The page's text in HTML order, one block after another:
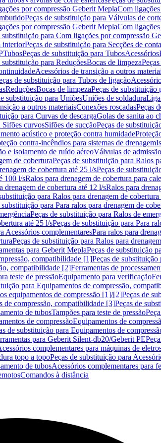
por compressão Geberit MeplaCom
Peças de substituição para Válvulas de
por compressão Geberit MeplaCom
substituição para Com ligações por compressão
interiorPeças de substituição para Secções de
TubosPeças de substituição para TubosAcessórios
substituição para ReduçõesBocas de limpeza
Acessórios de transição a outros
de substituição para Tubos de ligação
ReduçõesBocas de limpezaPeças de substituição
substituição para UniõesUniões de soldadura
a outros materiaisConexões roscadasPeças
para Curvas de descargaGolas de sanita ao
Sifões curvosSifões de sucçãoPeças de
acústico e proteção contra humidade
contra-incêndios para sistemas de drenagem
e isolamento de ruído aéreoVálvulas de
de coberturaPeças de substituição para Ralos
de cobertura até 25 l/sPeças de
100 l/sRalos para drenagem de cobertura para
drenagem de cobertura até 12 l/sRalos para
para Ralos para drenagem de
substituição para Para ralos para drenagem de
Peças de substituição para Ralos de
até 25 l/sPeças de substituição para Para
Acessórios complementaresPara ralos para
Peças de substituição para Ralos para
para Geberit MeplaPeças de substituição
compatibilidade [1]Peças de
compatibilidade [2]Ferramentas de
teste de pressãoEquipamento para verificação
para Equipamentos de compressão,
equipamentos de compressão [1]/[2]Peças de
de compressão, compatibilidade [3]Peças de
de tubosTampões para teste de pressão
de compressãoEquipamentos de
de substituição para Equipamentos de
para Geberit Silent-db20/Geberit PE
complementares para máquinas de
topo a topoPeças de substituição para
de tubosAcessórios complementares para
Comandos à distância